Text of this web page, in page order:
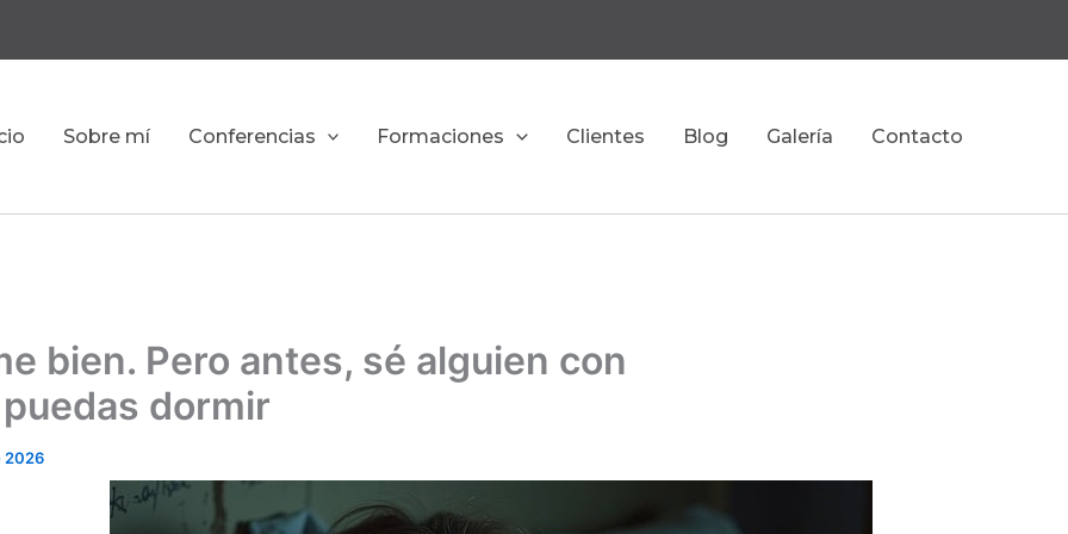
Sobre mí Conferencias Formaciones Clientes Blog Galería Contacto
bien. Pero antes, sé alguien con
dormir
2026